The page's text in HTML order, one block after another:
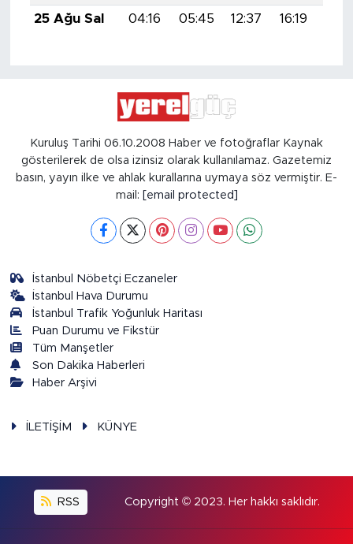
25 Ağu Sal
04:16 05:45 12:37 16:19
Kuruluş Tarihi 06.10.2008 Haber ve fotoğraflar Kaynak
gösterilerek de olsa izinsiz olarak kullanılamaz. Gazetemiz
basın, yayın ilke ve ahlak kurallarına uymaya söz vermiştir. E-
mail: [email protected]
İstanbul Nöbetçi Eczaneler
İstanbul Hava Durumu
İstanbul Trafik Yoğunluk Haritası
Puan Durumu ve Fikstür
Tüm Manşetler
Son Dakika Haberleri
Haber Arşivi
İLETİŞİM KÜNYE
RSS Copyright © 2023. Her hakkı saklıdır.